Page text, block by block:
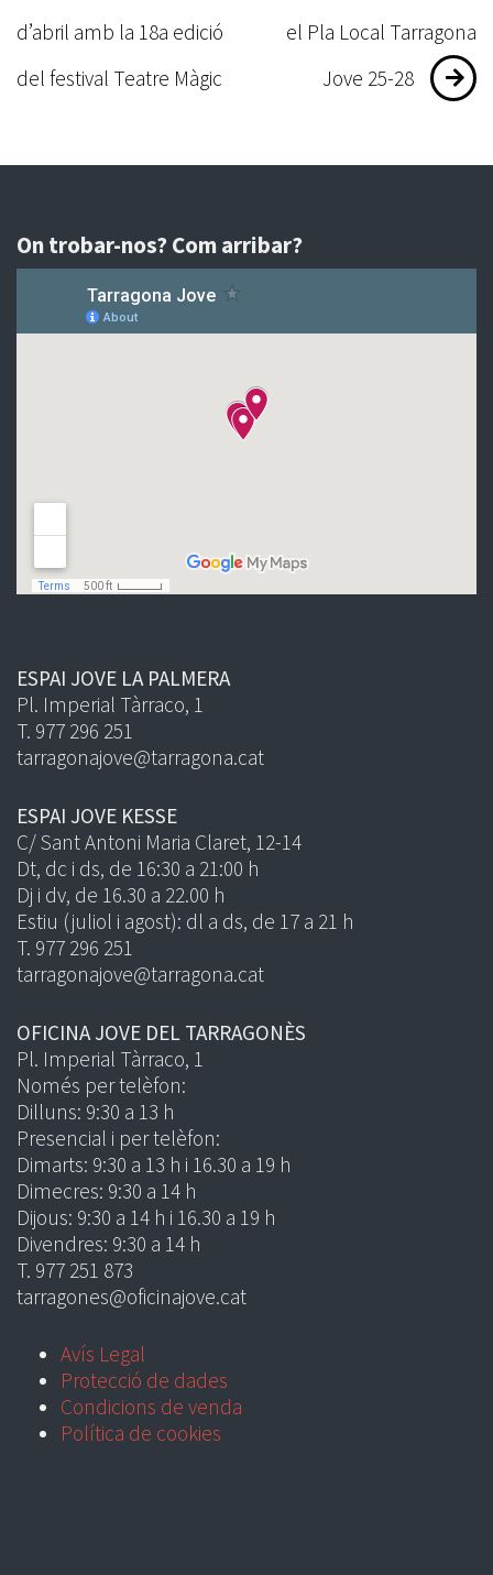
d’abril amb la 18a edició
del festival Teatre Màgic
el Pla Local Tarragona
Jove 25-28
On trobar-nos? Com arribar?
ESPAI JOVE LA PALMERA
Pl. Imperial Tàrraco, 1
T. 977 296 251
tarragonajove@tarragona.cat
ESPAI JOVE KESSE
C/ Sant Antoni Maria Claret, 12-14
Dt, dc i ds, de 16:30 a 21:00 h
Dj i dv, de 16.30 a 22.00 h
Estiu (juliol i agost): dl a ds, de 17 a 21 h
T. 977 296 251
tarragonajove@tarragona.cat
OFICINA JOVE DEL TARRAGONÈS
Pl. Imperial Tàrraco, 1
Només per telèfon:
Dilluns: 9:30 a 13 h
Presencial i per telèfon:
Dimarts: 9:30 a 13 h i 16.30 a 19 h
Dimecres: 9:30 a 14 h
Dijous: 9:30 a 14 h i 16.30 a 19 h
Divendres: 9:30 a 14 h
T. 977 251 873
tarragones@oficinajove.cat
Avís Legal
Protecció de dades
Condicions de venda
Política de cookies